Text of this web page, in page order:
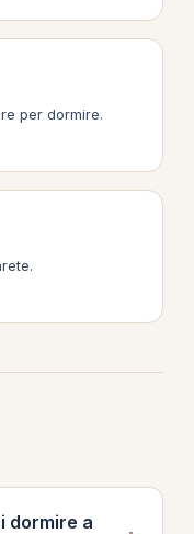
per dormire.
dormire a